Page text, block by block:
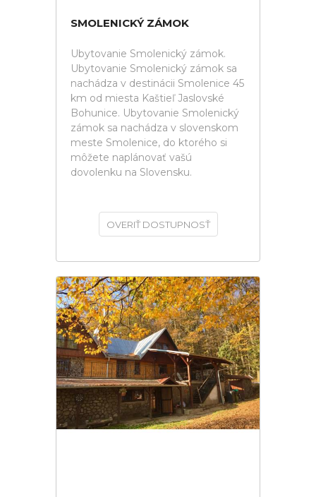
SMOLENICKÝ ZÁMOK
Ubytovanie Smolenický zámok.
Ubytovanie Smolenický zámok sa
nachádza v destinácii Smolenice 45
km od miesta Kaštieľ Jaslovské
Bohunice. Ubytovanie Smolenický
zámok sa nachádza v slovenskom
meste Smolenice, do ktorého si
môžete naplánovať vašú
dovolenku na Slovensku.
OVERIŤ DOSTUPNOSŤ